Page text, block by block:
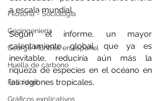
Filosofía - Sociología
Geoingeniería
George Monbiot en español
Huella de carbono
Felicidad
Gráficos explicativos
a escala mundial.
Según el informe, un mayor
calentamiento global, que ya es
inevitable, reduciría aún más la
riqueza de especies en el océano en
las regiones tropicales.